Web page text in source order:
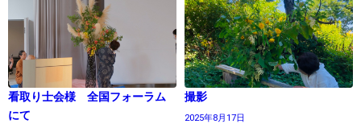
看取り士会様 全国フォーラム
にて
撮影
2025年8月17日